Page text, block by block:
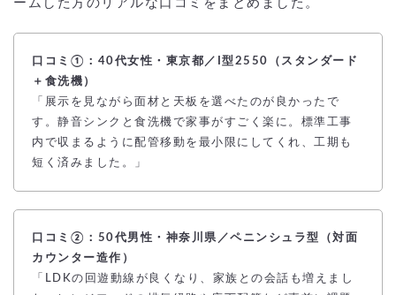
ームした方のリアルな口コミをまとめました。
口コミ①：40代女性・東京都／I型2550（スタンダード
＋食洗機）
「展示を見ながら面材と天板を選べたのが良かったで
す。静音シンクと食洗機で家事がすごく楽に。標準工事
内で収まるように配管移動を最小限にしてくれ、工期も
短く済みました。」
口コミ②：50代男性・神奈川県／ペニンシュラ型（対面
カウンター造作）
「LDKの回遊動線が良くなり、家族との会話も増えまし